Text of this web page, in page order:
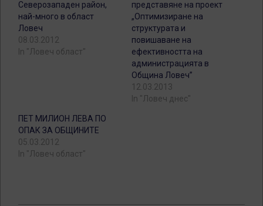
Северозападен район,
най-много в област
Ловеч
08.03.2012
In "Ловеч област"
представяне на проект
„Оптимизиране на
структурата и
повишаване на
ефективността на
администрацията в
Община Ловеч”
12.03.2013
In "Ловеч днес"
ПЕТ МИЛИОН ЛЕВА ПО
ОПАК ЗА ОБЩИНИТЕ
05.03.2012
In "Ловеч област"